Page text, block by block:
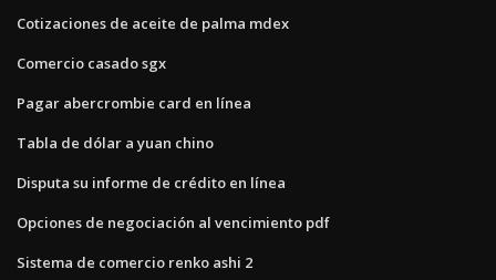
Cotizaciones de aceite de palma mdex
Comercio casado sgx
Pagar abercrombie card en línea
Tabla de dólar a yuan chino
Disputa su informe de crédito en línea
Opciones de negociación al vencimiento pdf
Sistema de comercio renko ashi 2